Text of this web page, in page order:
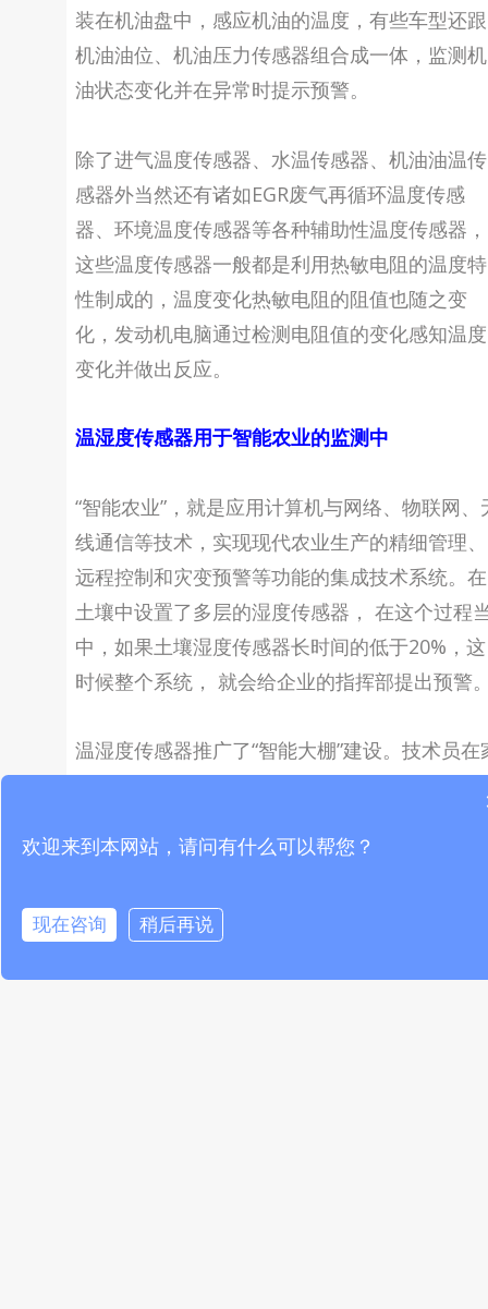
装在机油盘中，感应机油的温度，有些车型还跟
机油油位、机油压力传感器组合成一体，监测机
油状态变化并在异常时提示预警。
除了进气温度传感器、水温传感器、机油油温传
感器外当然还有诸如EGR废气再循环温度传感
器、环境温度传感器等各种辅助性温度传感器，
这些温度传感器一般都是利用热敏电阻的温度特
性制成的，温度变化热敏电阻的阻值也随之变
化，发动机电脑通过检测电阻值的变化感知温度
变化并做出反应。
温湿度传感器用于智能农业的监测中
“智能农业”，就是应用计算机与网络、物联网、
线通信等技术，实现现代农业生产的精细管理、
远程控制和灾变预警等功能的集成技术系统。在
土壤中设置了多层的湿度传感器， 在这个过程
中，如果土壤湿度传感器长时间的低于20%，这
时候整个系统， 就会给企业的指挥部提出预警
温湿度传感器推广了“智能大棚”建设。技术员在
手机遥控直接把整个设施棚内的风机打开。土壤
补水，人可以做到在任何时间任何地点来进行这
欢迎来到本网站，请问有什么可以帮您？
现在咨询 稍后再说